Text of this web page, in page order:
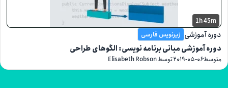
زیرنویس فارسی
مبانی برنامه نویسی: الگوهای طراحی
۲۰۱۹-۰۵-۰۶توسط Elisabeth Robson